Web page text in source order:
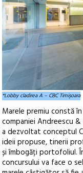
*Lobby cladirea A – CBC Timişoara
Marele premiu constă
companiei Andreescu
a dezvoltat conceptul
ideii propuse, tinerii
și îmbogăți portofoliul.
concursului va face o